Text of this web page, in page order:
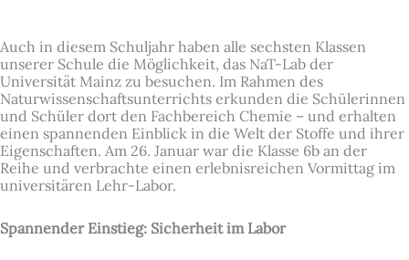
Auch in diesem Schuljahr haben alle sechsten Klassen
unserer Schule die Möglichkeit, das NaT-Lab der
Universität Mainz zu besuchen. Im Rahmen des
Naturwissenschaftsunterrichts erkunden die Schülerinnen
und Schüler dort den Fachbereich Chemie – und erhalten
einen spannenden Einblick in die Welt der Stoffe und ihrer
Eigenschaften. Am 26. Januar war die Klasse 6b an der
Reihe und verbrachte einen erlebnisreichen Vormittag im
universitären Lehr-Labor.
Spannender Einstieg: Sicherheit im Labor